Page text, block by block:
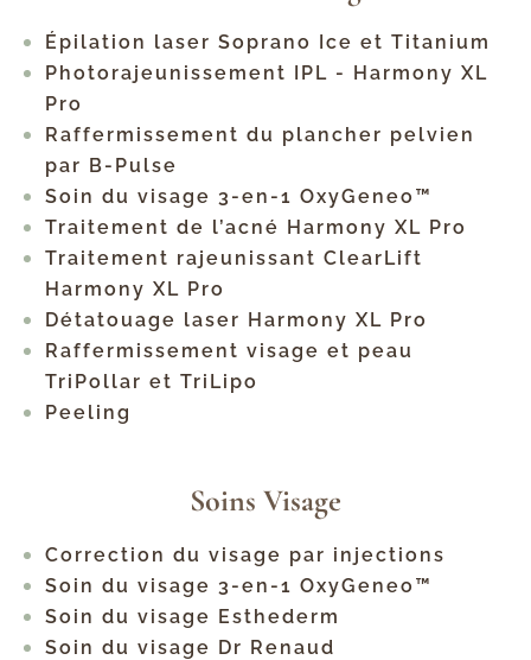
Épilation laser Soprano Ice et Titanium
Photorajeunissement IPL - Harmony XL
Pro
Raffermissement du plancher pelvien
par B-Pulse
Soin du visage 3-en-1 OxyGeneo™
Traitement de l’acné Harmony XL Pro
Traitement rajeunissant ClearLift
Harmony XL Pro
Détatouage laser Harmony XL Pro
Raffermissement visage et peau
TriPollar et TriLipo
Peeling
Soins Visage
Correction du visage par injections
Soin du visage 3-en-1 OxyGeneo™
Soin du visage Esthederm
Soin du visage Dr Renaud